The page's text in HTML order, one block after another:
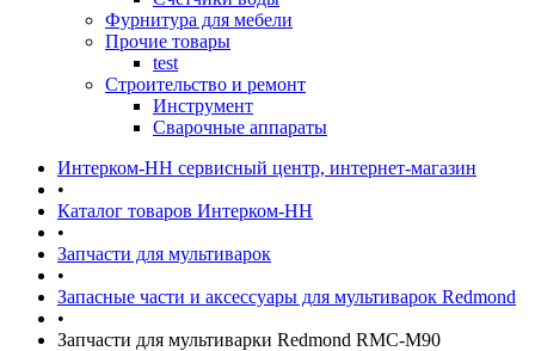
Фурнитура для мебели
Прочие товары
test
Строительство и ремонт
Инструмент
Сварочные аппараты
Интерком-НН сервисный центр, интернет-магазин
•
Каталог товаров Интерком-НН
•
Запчасти для мультиварок
•
Запасные части и аксессуары для мультиварок Redmond
•
Запчасти для мультиварки Redmond RMC-M90